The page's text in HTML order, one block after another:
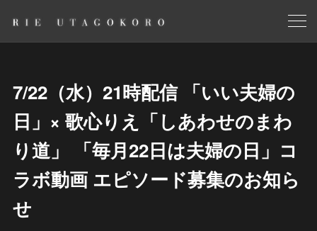
7/22（水）21時配信 「いい夫婦の
日」× 歌心りえ「しあわせのまわ
り道」 「毎月22日は夫婦の日」コ
ラボ動画 エピソード募集のお知ら
せ